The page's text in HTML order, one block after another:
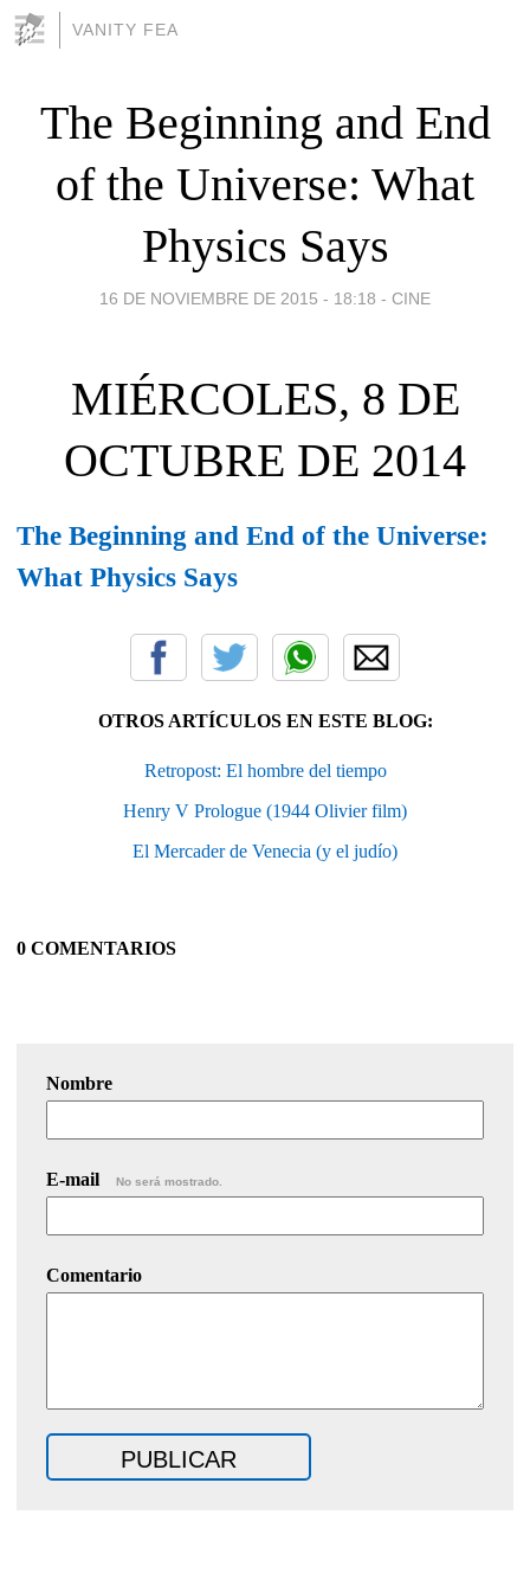
VANITY FEA
The Beginning and End
of the Universe: What
Physics Says
16 DE NOVIEMBRE DE 2015 - 18:18 - CINE
MIÉRCOLES, 8 DE
OCTUBRE DE 2014
The Beginning and End of the Universe:
What Physics Says
OTROS ARTÍCULOS EN ESTE BLOG:
Retropost: El hombre del tiempo
Henry V Prologue (1944 Olivier film)
El Mercader de Venecia (y el judío)
0 COMENTARIOS
Nombre
E-mail No será mostrado.
Comentario